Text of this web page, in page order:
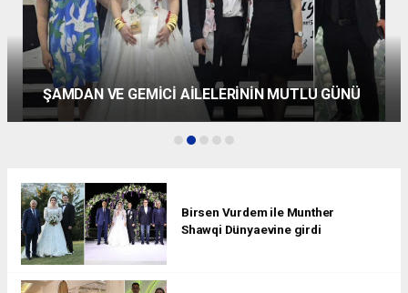
FEVZİ KURT VE NİYAZİ ATICIER AİLELERİNİN
MUTLU GÜNÜ
Birsen Vurdem ile Munther
Shawqi Dünyaevine girdi